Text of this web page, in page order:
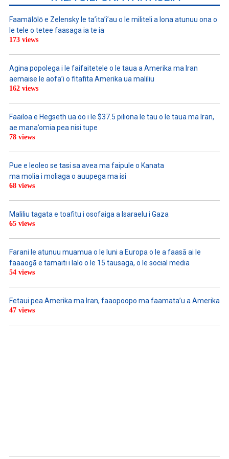
Faamālōlō e Zelensky le ta’ita’i’au o le militeli a lona atunuu ona o
le tele o tetee faasaga ia te ia
173 views
Agina popolega i le faifaitetele o le taua a Amerika ma Iran
aemaise le aofa’i o fitafita Amerika ua maliliu
162 views
Faailoa e Hegseth ua oo i le $37.5 piliona le tau o le taua ma Iran,
ae mana’omia pea nisi tupe
78 views
Pue e leoleo se tasi sa avea ma faipule o Kanata
ma molia i moliaga o auupega ma isi
68 views
Maliliu tagata e toafitu i osofaiga a Isaraelu i Gaza
65 views
Farani le atunuu muamua o le Iuni a Europa o le a faasā ai le
faaaogā e tamaiti i lalo o le 15 tausaga, o le social media
54 views
Fetaui pea Amerika ma Iran, faaopoopo ma faamata’u a Amerika
47 views